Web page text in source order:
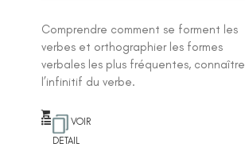
Comprendre comment se forment les
verbes et orthographier les formes
verbales les plus fréquentes, connaître
l’infinitif du verbe.
VOIR
DETAIL